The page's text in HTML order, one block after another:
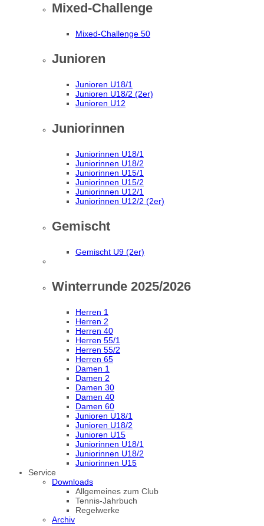
Mixed-Challenge
Mixed-Challenge 50
Junioren
Junioren U18/1
Junioren U18/2 (2er)
Junioren U12
Juniorinnen
Juniorinnen U18/1
Juniorinnen U18/2
Juniorinnen U15/1
Juniorinnen U15/2
Juniorinnen U12/1
Juniorinnen U12/2 (2er)
Gemischt
Gemischt U9 (2er)
Winterrunde 2025/2026
Herren 1
Herren 2
Herren 40
Herren 55/1
Herren 55/2
Herren 65
Damen 1
Damen 2
Damen 30
Damen 40
Damen 60
Junioren U18/1
Junioren U18/2
Junioren U15
Juniorinnen U18/1
Juniorinnen U18/2
Juniorinnen U15
Service
Downloads
Allgemeines zum Club
Tennis-Jahrbuch
Regelwerke
Archiv